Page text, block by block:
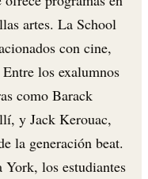
artes. La School
con cine,
los exalumnos
como Barack
y Jack Kerouac,
la generación beat.
York, los estudiantes